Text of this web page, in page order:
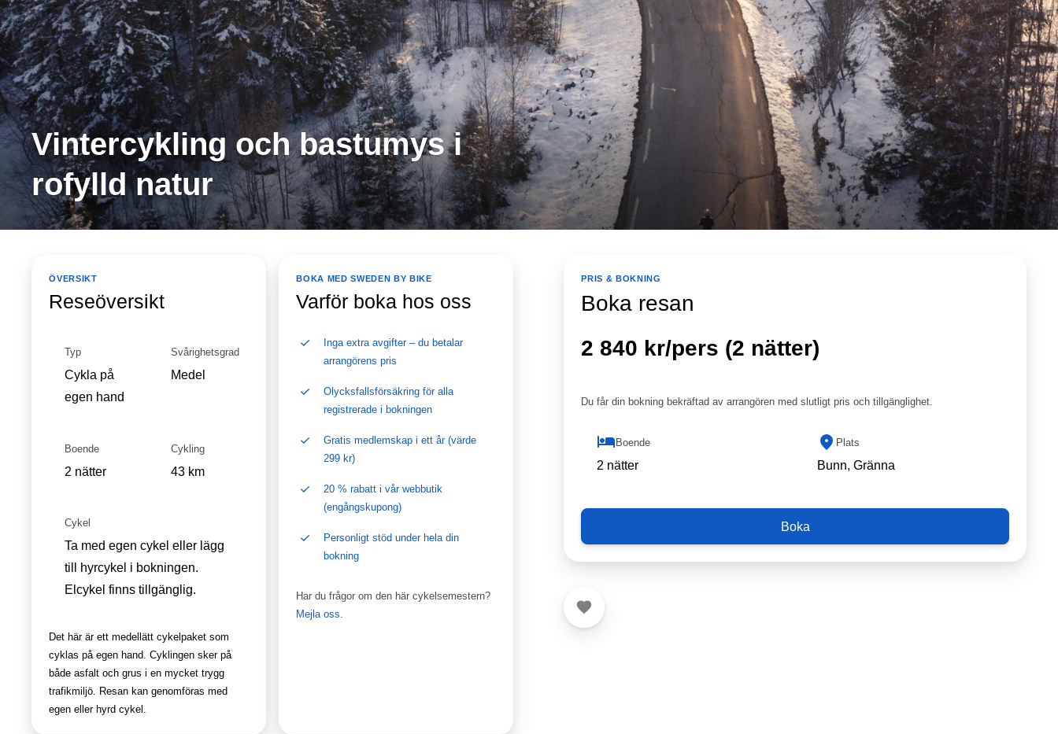
Vintercykling och bastumys i
rofylld natur
ÖVERSIKT
Reseöversikt
Typ
Cykla på
egen hand
Svårighetsgrad
Medel
Boende
2 nätter
Cykling
43 km
Cykel
Ta med egen cykel eller lägg
till hyrcykel i bokningen.
Elcykel finns tillgänglig.
Det här är ett medellätt cykelpaket som
cyklas på egen hand. Cyklingen sker på
både asfalt och grus i en mycket trygg
trafikmiljö. Resan kan genomföras med
egen eller hyrd cykel.
BOKA MED SWEDEN BY BIKE
Varför boka hos oss
Inga extra avgifter – du betalar
arrangörens pris
Olycksfallsförsäkring för alla
registrerade i bokningen
Gratis medlemskap i ett år (värde
299 kr)
20 % rabatt i vår webbutik
(engångskupong)
Personligt stöd under hela din
bokning
Har du frågor om den här cykelsemestern?
Mejla oss.
PRIS & BOKNING
Boka resan
2 840 kr/pers (2 nätter)
Du får din bokning bekräftad av arrangören med slutligt pris och tillgänglighet.
Boende
2 nätter
Plats
Bunn, Gränna
Boka
Favorit